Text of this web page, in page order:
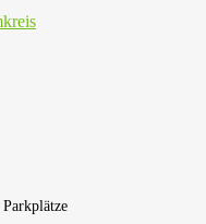
Parkplätze